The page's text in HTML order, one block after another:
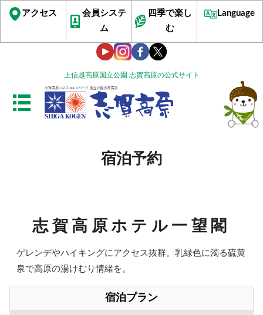
上信越高原国立公園 志賀高原の公式サイト
アクセス
会員システ
ム
四季で楽し
む
Language
宿泊予約
志賀高原ホテル一望閣
ゲレンデやハイキングにアクセス抜群。乳緑色に濁る硫黄
泉で高原の湯けむり情緒を。
宿泊プラン